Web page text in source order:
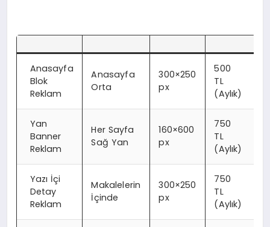
MAGAZİN
EĞİTİM
DÜNYA
Anasayfa
Blok
Reklam
Anasayfa
Orta
300×250
px
500
TL
(Aylık)
Yan
Banner
Reklam
Her Sayfa
Sağ Yan
160×600
px
750
TL
(Aylık)
Yazı İçi
Detay
Reklam
Makalelerin
İçinde
300×250
px
750
TL
(Aylık)